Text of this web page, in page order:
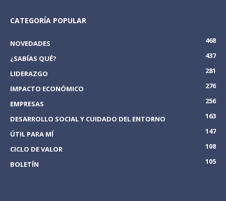
CATEGORÍA POPULAR
NOVEDADES
468
¿SABÍAS QUÉ?
437
LIDERAZGO
281
IMPACTO ECONÓMICO
276
EMPRESAS
256
DESARROLLO SOCIAL Y CUIDADO DEL ENTORNO
163
ÚTIL PARA MÍ
147
CICLO DE VALOR
108
BOLETÍN
105